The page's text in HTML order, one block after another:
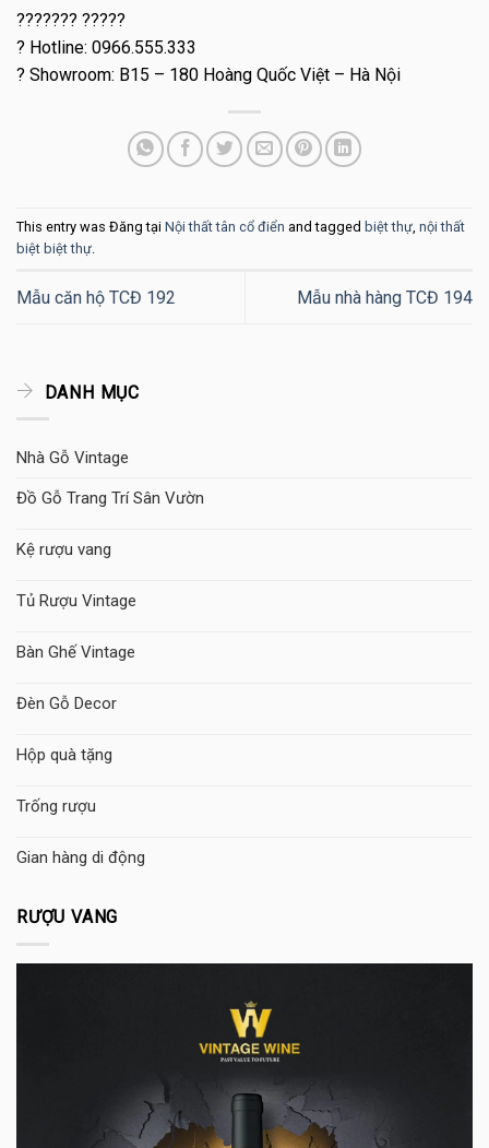
??????? ?????
? Hotline: 0966.555.333
? Showroom: B15 – 180 Hoàng Quốc Việt – Hà Nội
This entry was Đăng tại Nội thất tân cổ điển and tagged biệt thự nội thất
biệt biệt thự
Mẫu căn hộ TCĐ 192 Mẫu nhà hàng TCĐ 194
DANH MỤC
Nhà Gỗ Vintage
Đồ Gỗ Trang Trí Sân Vườn
Kệ rượu vang
Tủ Rượu Vintage
Bàn Ghế Vintage
Đèn Gỗ Decor
Hộp quà tặng
Trống rượu
Gian hàng di động
RƯỢU VANG